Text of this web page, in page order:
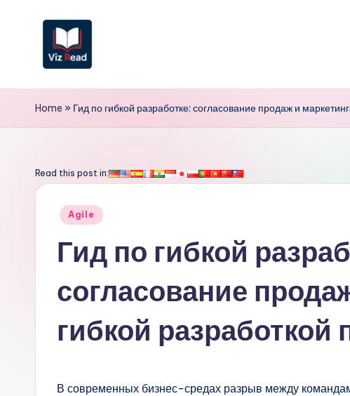
V
iz
e
si
Home » Гид по гибкой разработке: согласование продаж и
Read this post in:
Опубликовано
Agile
Гид по гибкой
согласование
гибкой разработкой
В современных бизнес-средах разрыв между